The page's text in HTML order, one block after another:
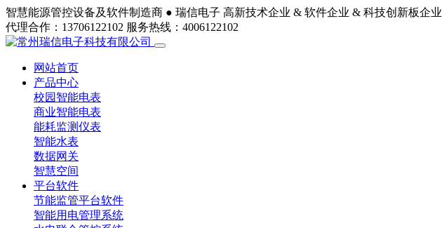
智慧能源管控设备及软件制造商 ● 瑞信电子 高新技术企业 & 软件企业 & 科技创新板企业
代理合作：13706122102 服务热线：4006122102
网站首页
产品中心
校园智能电表
商业智能电表
能耗监测仪表
智能水表
数据网关
智慧空间
平台软件
节能监管平台软件
智能用电管理系统